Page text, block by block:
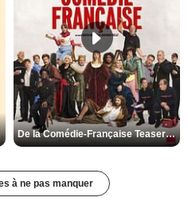
De la Comédie-Française Teaser VF
à ne pas manquer